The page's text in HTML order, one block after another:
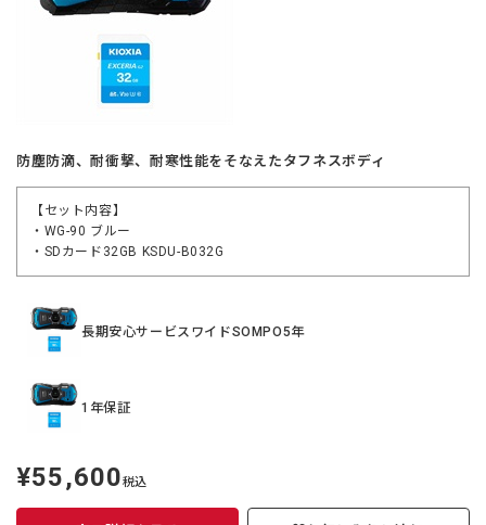
防塵防滴、耐衝撃、耐寒性能をそなえたタフネスボディ
【セット内容】
・WG-90 ブルー
・SDカード32GB KSDU-B032G
長期安心サービスワイドSOMPO5年
1年保証
定
価
¥55,600税込